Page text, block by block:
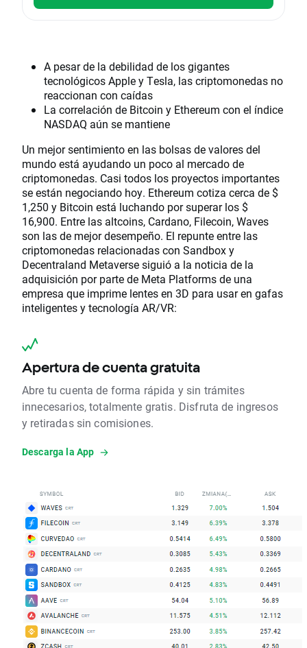
A pesar de la debilidad de los gigantes
tecnológicos Apple y Tesla, las criptomonedas no
reaccionan con caídas
La correlación de Bitcoin y Ethereum con el índice
NASDAQ aún se mantiene
Un mejor sentimiento en las bolsas de valores del
mundo está ayudando un poco al mercado de
criptomonedas. Casi todos los proyectos importantes
se están negociando hoy. Ethereum cotiza cerca de $
1,250 y Bitcoin está luchando por superar los $
16,900. Entre las altcoins, Cardano, Filecoin, Waves
son las de mejor desempeño. El repunte entre las
criptomonedas relacionadas con Sandbox y
Decentraland Metaverse siguió a la noticia de la
adquisición por parte de Meta Platforms de una
empresa que imprime lentes en 3D para usar en gafas
inteligentes y tecnología AR/VR:
Apertura de cuenta gratuita
Abre tu cuenta de forma rápida y sin trámites
innecesarios, totalmente gratis. Disfruta de ingresos
y retiradas sin comisiones.
Descarga la App